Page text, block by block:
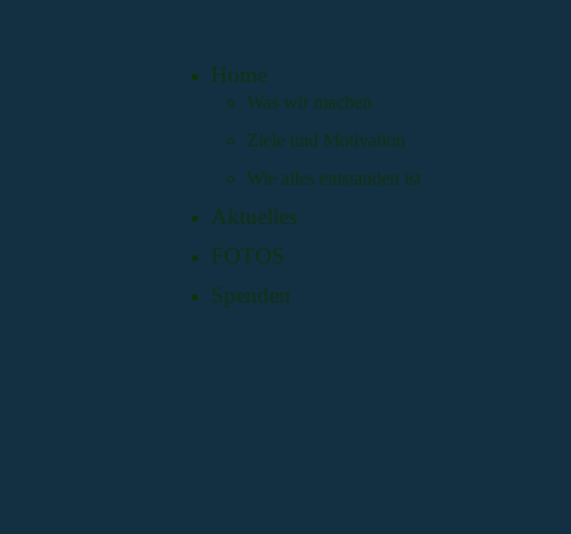
Home
Was wir machen
Ziele und Motivation
Wie alles entstanden ist
Aktuelles
FOTOS
Spenden